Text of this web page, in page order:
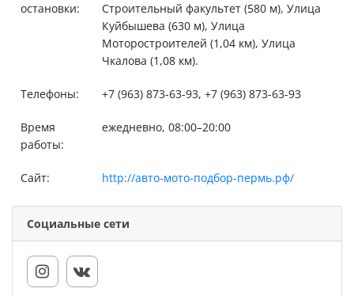
остановки:
Строительный факультет (580 м), Улица
Куйбышева (630 м), Улица
Моторостроителей (1,04 км), Улица
Чкалова (1,08 км).
Телефоны: +7 (963) 873-63-93, +7 (963) 873-63-93
Время
работы:
ежедневно, 08:00–20:00
Сайт: http://авто-мото-подбор-пермь.рф/
Социальные сети